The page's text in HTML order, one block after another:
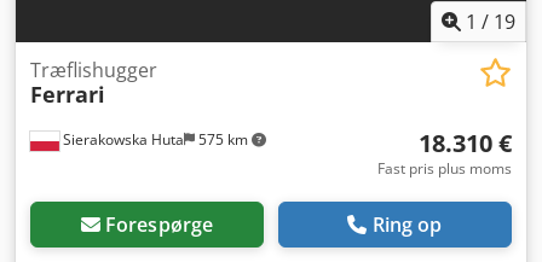
1 / 19
Sierakowska Huta 575 km
Træflishugger
Ferrari
18.310 €
Fast pris plus moms
Forespørge Ring op